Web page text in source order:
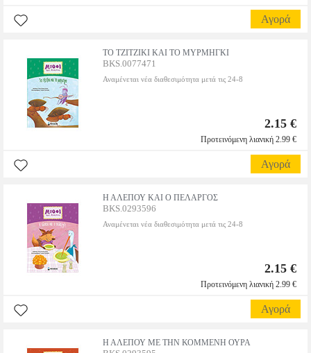
Αγορά
ΤΟ ΤΖΙΤΖΙΚΙ ΚΑΙ ΤΟ ΜΥΡΜΗΓΚΙ
BKS.0077471
Αναμένεται νέα διαθεσιμότητα μετά τις 24-8
2.15 €
Προτεινόμενη λιανική 2.99 €
Αγορά
Η ΑΛΕΠΟΥ ΚΑΙ Ο ΠΕΛΑΡΓΟΣ
BKS.0293596
Αναμένεται νέα διαθεσιμότητα μετά τις 24-8
2.15 €
Προτεινόμενη λιανική 2.99 €
Αγορά
Η ΑΛΕΠΟΥ ΜΕ ΤΗΝ ΚΟΜΜΕΝΗ ΟΥΡΑ